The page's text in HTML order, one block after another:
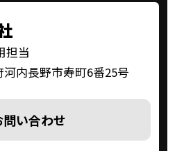
担当
河内長野市寿町6番25号
問い合わせ